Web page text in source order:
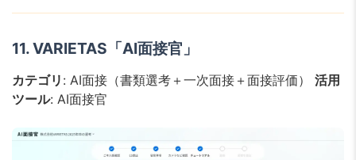
11. VARIETAS「AI面接官」
カテゴリ : AI面接（書類選考＋一次面接＋面接評価） 活用
ツール: AI面接官